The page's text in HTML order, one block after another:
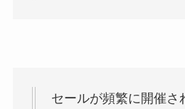
セールが頻繁に開催さ